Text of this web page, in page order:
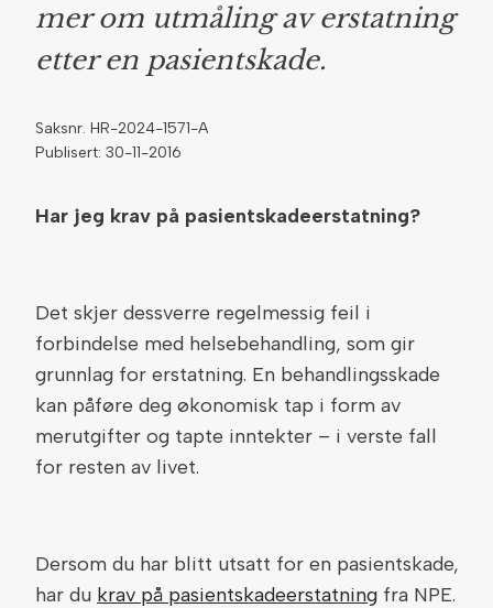
mer om utmåling av erstatning
etter en pasientskade.
Saksnr. HR-2024-1571-A
Publisert: 30-11-2016
Har jeg krav på pasientskadeerstatning?
Det skjer dessverre regelmessig feil i
forbindelse med helsebehandling, som gir
grunnlag for erstatning. En behandlingsskade
kan påføre deg økonomisk tap i form av
merutgifter og tapte inntekter – i verste fall
for resten av livet.
Dersom du har blitt utsatt for en pasientskade,
har du krav på pasientskadeerstatning fra NPE.